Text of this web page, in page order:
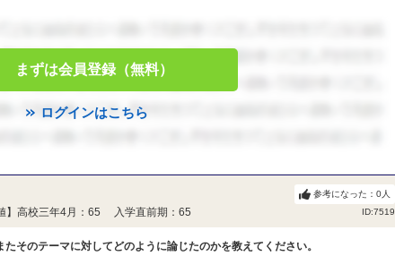
まずは会員登録（無料）
ログインはこちら
】高校三年4月：65 入学直前期：65 ID:7519
参考になった： 0人
そのテーマに対してどのように論じたのかを教えてください。